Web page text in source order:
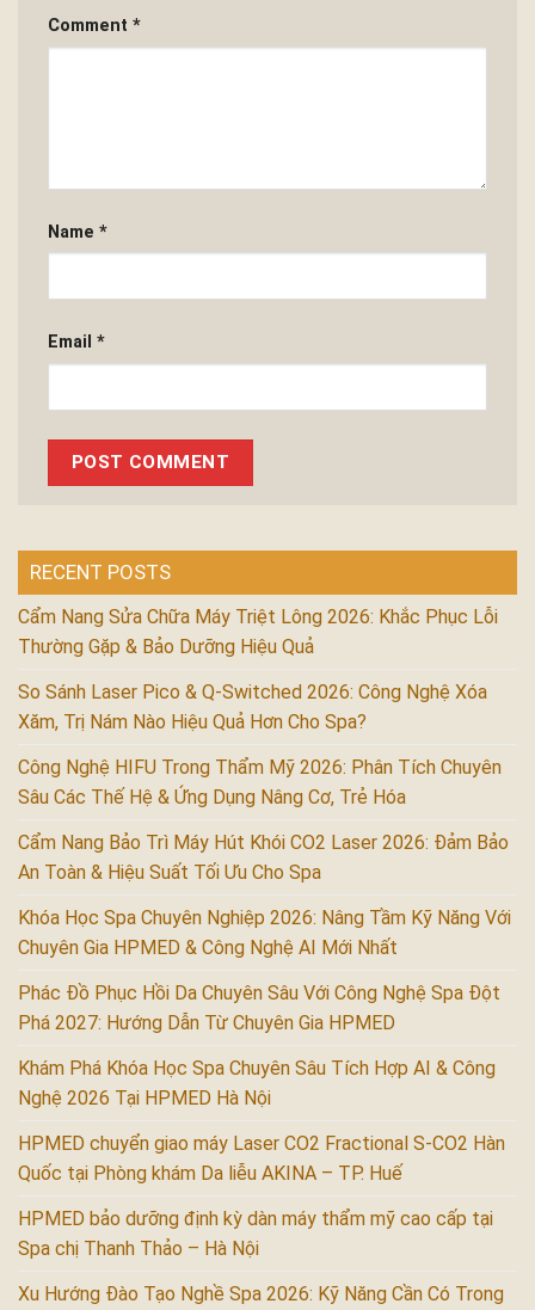
Comment *
Name *
Email *
RECENT POSTS
Cẩm Nang Sửa Chữa Máy Triệt Lông 2026: Khắc Phục Lỗi
Thường Gặp & Bảo Dưỡng Hiệu Quả
So Sánh Laser Pico & Q-Switched 2026: Công Nghệ Xóa
Xăm, Trị Nám Nào Hiệu Quả Hơn Cho Spa?
Công Nghệ HIFU Trong Thẩm Mỹ 2026: Phân Tích Chuyên
Sâu Các Thế Hệ & Ứng Dụng Nâng Cơ, Trẻ Hóa
Cẩm Nang Bảo Trì Máy Hút Khói CO2 Laser 2026: Đảm Bảo
An Toàn & Hiệu Suất Tối Ưu Cho Spa
Khóa Học Spa Chuyên Nghiệp 2026: Nâng Tầm Kỹ Năng Với
Chuyên Gia HPMED & Công Nghệ AI Mới Nhất
Phác Đồ Phục Hồi Da Chuyên Sâu Với Công Nghệ Spa Đột
Phá 2027: Hướng Dẫn Từ Chuyên Gia HPMED
Khám Phá Khóa Học Spa Chuyên Sâu Tích Hợp AI & Công
Nghệ 2026 Tại HPMED Hà Nội
HPMED chuyển giao máy Laser CO2 Fractional S-CO2 Hàn
Quốc tại Phòng khám Da liễu AKINA – TP. Huế
HPMED bảo dưỡng định kỳ dàn máy thẩm mỹ cao cấp tại
Spa chị Thanh Thảo – Hà Nội
Xu Hướng Đào Tạo Nghề Spa 2026: Kỹ Năng Cần Có Trong